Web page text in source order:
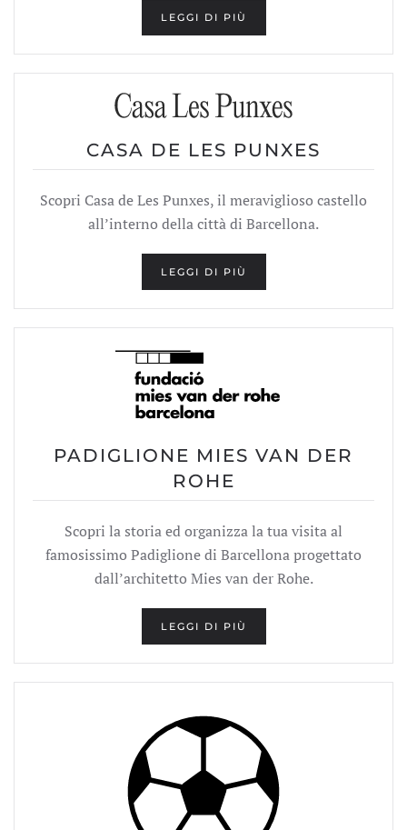
LEGGI DI PIÙ
CASA DE LES PUNXES
Scopri Casa de Les Punxes, il meraviglioso castello
all’interno della città di Barcellona.
LEGGI DI PIÙ
PADIGLIONE MIES VAN DER
ROHE
Scopri la storia ed organizza la tua visita al
famosissimo Padiglione di Barcellona progettato
dall’architetto Mies van der Rohe.
LEGGI DI PIÙ